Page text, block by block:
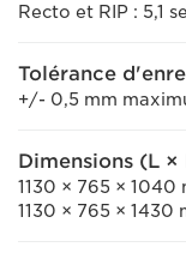
Recto et RIP : 5,1
Tolérance
+/- 0,5 mm
Dimensions (L
1130 × 765 ×
1130 × 765 ×